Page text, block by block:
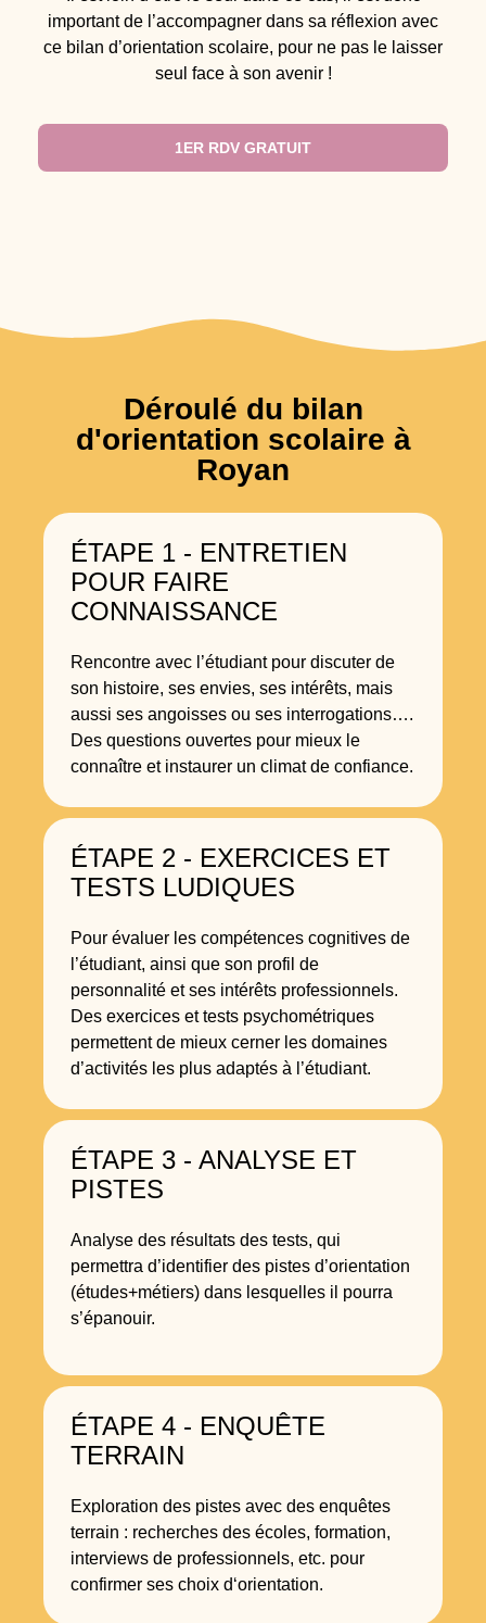
important de l’accompagner dans sa réflexion avec
ce bilan d’orientation scolaire, pour ne pas le laisser
seul face à son avenir !
1ER RDV GRATUIT
Déroulé du bilan
d'orientation scolaire à
Royan
ÉTAPE 1 - ENTRETIEN
POUR FAIRE
CONNAISSANCE
Rencontre avec l’étudiant pour discuter de
son histoire, ses envies, ses intérêts, mais
aussi ses angoisses ou ses interrogations….
Des questions ouvertes pour mieux le
connaître et instaurer un climat de confiance.
ÉTAPE 2 - EXERCICES ET
TESTS LUDIQUES
Pour évaluer les compétences cognitives de
l’étudiant, ainsi que son profil de
personnalité et ses intérêts professionnels.
Des exercices et tests psychométriques
permettent de mieux cerner les domaines
d’activités les plus adaptés à l’étudiant.
ÉTAPE 3 - ANALYSE ET
PISTES
Analyse des résultats des tests, qui
permettra d’identifier des pistes d’orientation
(études+métiers) dans lesquelles il pourra
s’épanouir.
ÉTAPE 4 - ENQUÊTE
TERRAIN
Exploration des pistes avec des enquêtes
terrain : recherches des écoles, formation,
interviews de professionnels, etc. pour
confirmer ses choix d‘orientation.